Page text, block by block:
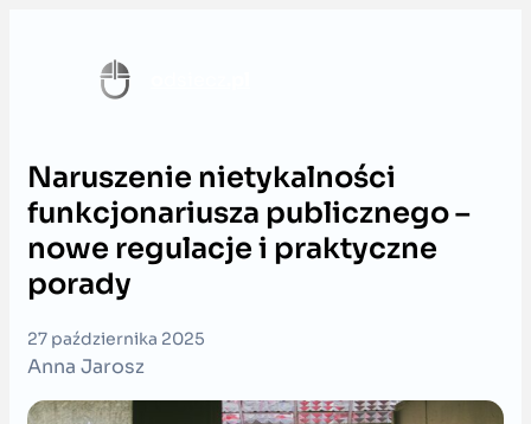
Naruszenie nietykalności
funkcjonariusza publicznego –
nowe regulacje i praktyczne
porady
27 października 2025
Anna Jarosz